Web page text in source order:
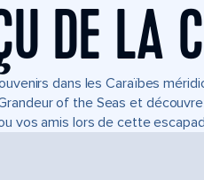
DE LA
dans les Caraïbes
of the Seas et
vos amis lors de cette